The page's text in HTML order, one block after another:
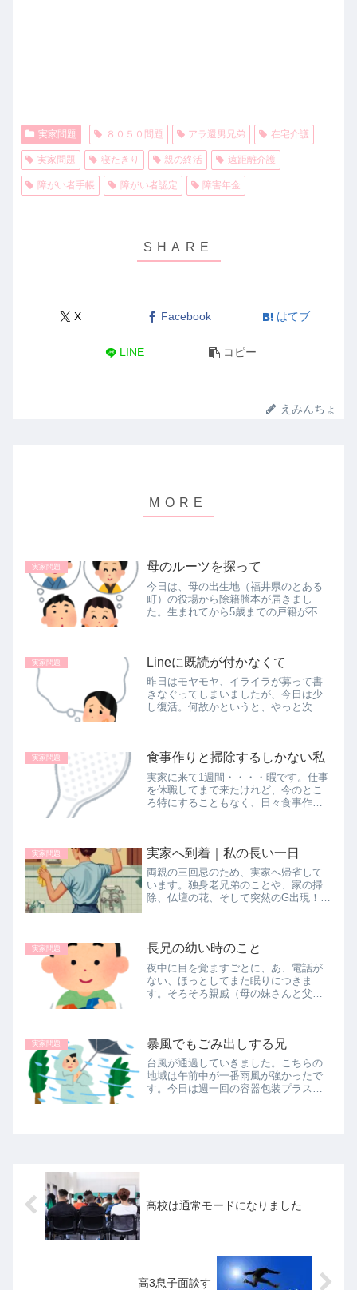
実家問題 ８０５０問題 アラ還男兄弟 在宅介護
実家問題 寝たきり 親の終活 遠距離介護
障がい者手帳 障がい者認定 障害年金
X Facebook はてブ
LINE コピー
えみんちょ
実家問題 母のルーツを探って
今日は、母の出生地（福井県のとある
町）の役場から除籍謄本が届きまし
た。生まれてから5歳までの戸籍が不明
す』とおっしゃていましたが、ありま
し...
実家問題 Lineに既読が付かなくて
昨日はモヤモヤ、イライラが募って書
きなぐってしまいましたが、今日は少
し復活。何故かというと、やっと次兄
ず、かなり心配してしまっ...
実家問題 食事作りと掃除するしかない私
実家に来て1週間・・・・暇です。仕事
を休職してまで来たけれど、今のとこ
ろ特にすることもなく、日々食事作り
だ、掃除機をかけて拭き掃除をするだ
け。...
実家問題 実家へ到着｜私の長い一日
両親の三回忌のため、実家へ帰省して
います。独身老兄弟のことや、家の掃
除、仏壇の花、そして突然のG出現！？
実家問題 長兄の幼い時のこと
夜中に目を覚ますごとに、あ、電話が
ない、ほっとしてまた眠りにつきま
す。そろそろ親戚（母の妹さんと父の
身内の人としゃべるのは安心感があり
ます...
実家問題 暴風でもごみ出しする兄
台風が通過していきました。こちらの
地域は午前中が一番雨風が強かったで
す。今日は週一回の容器包装プラスチ
高校は通常モードになりました
高3息子面談す